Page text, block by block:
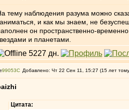
тему наблюдения разума можно
и как мы знаем, не
он пространственно-
и планетами.
99053 Добавлено: Чт 22 Сен 11, 15:27 (15 лет
Цитата: